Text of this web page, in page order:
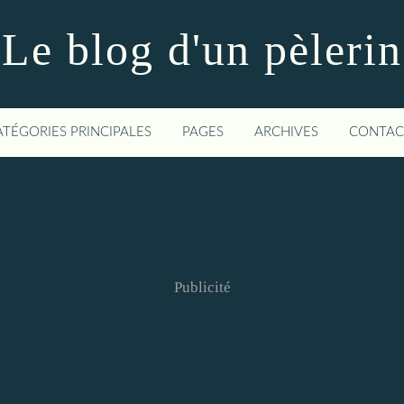
Le blog d'un pèlerin
PRINCIPALES PAGES ARCHIVES
Publicité